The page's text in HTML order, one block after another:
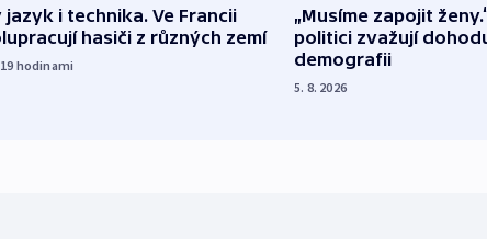
jazyk i technika. Ve Francii
hasiči z různých zemí
hodinami
„Musíme zapojit
politici zvažují
demografii
5. 8. 2026